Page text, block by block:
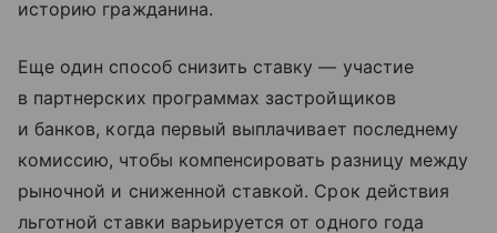
историю гражданина.
Еще один способ снизить ставку — участие
в партнерских программах застройщиков
и банков, когда первый выплачивает последнему
комиссию, чтобы компенсировать разницу между
рыночной и сниженной ставкой. Срок действия
льготной ставки варьируется от одного года